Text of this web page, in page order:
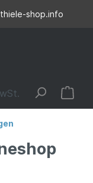
shop.info